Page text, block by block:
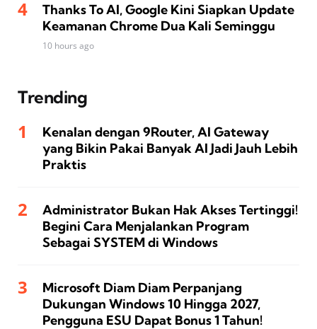
Thanks To AI, Google Kini Siapkan Update
Keamanan Chrome Dua Kali Seminggu
10 hours ago
Trending
Kenalan dengan 9Router, AI Gateway
yang Bikin Pakai Banyak AI Jadi Jauh Lebih
Praktis
Administrator Bukan Hak Akses Tertinggi!
Begini Cara Menjalankan Program
Sebagai SYSTEM di Windows
Microsoft Diam Diam Perpanjang
Dukungan Windows 10 Hingga 2027,
Pengguna ESU Dapat Bonus 1 Tahun!